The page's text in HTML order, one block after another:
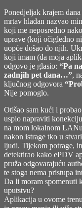
Ponedjeljak krajem
mrtav hladan nazvao
koji me neposredno
uprave (koji očigledno
uopće došao do njih.
koji imam (da moja
odgovo je glasio: “Pa
zadnjih pet dana…”,
ključnog odgovora
Nije pomoglo.
Otišao sam kući i
uspio napraviti
na mom lokalnom
nakon istrage tko u
ljudi. Tijekom potrage,
detektirao kako ePDV
pruža odgovarajuću
te stoga nema pristupa
Da li moram spomenuti
uputstvu?
Aplikacija u ovome